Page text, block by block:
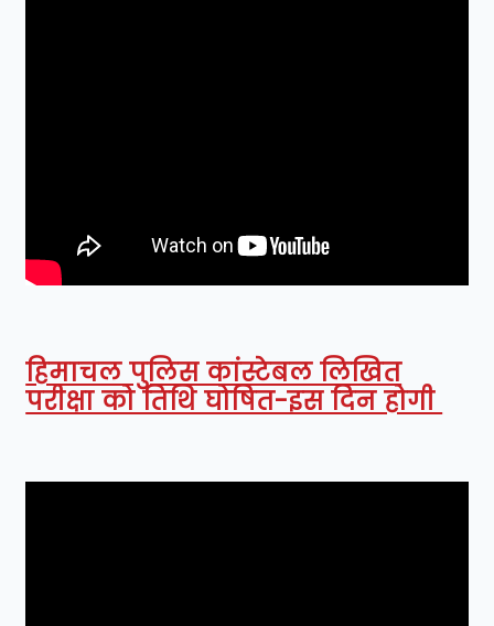
हिमाचल पुलिस कांस्टेबल लिखित
परीक्षा को तिथि घोषित-इस दिन होगी